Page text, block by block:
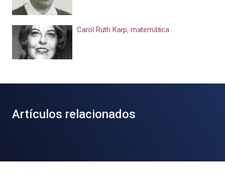
Carol Ruth Karp, matemática
Artículos relacionados